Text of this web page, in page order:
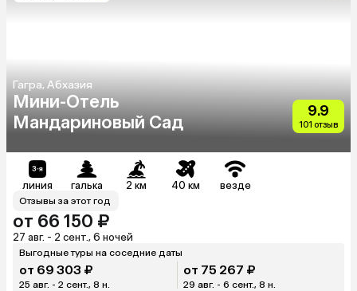
Гагра, Абхазия
Мини-Отель
Мандариновый Сад
9.9
101 отзыв
линия галька 2 км 40 км везде
Отзывы за этот год
от 66 150 ₽
27 авг. - 2 сент., 6 ночей
Выгодные туры на соседние даты
от 69 303 ₽
25 авг. - 2 сент., 8 н.
от 75 267 ₽
29 авг. - 6 сент., 8 н.